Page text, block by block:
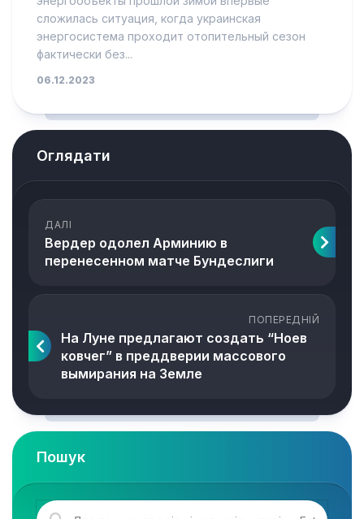
сложилась ситуация, когда украинская
энергосистема проходит отопительный сезон
фактически без...
06.12.2023
Оглядати
ДАЛІ
Вердер одолел Арминию в
перенесенном матче Бундеслиги
ПОПЕРЕДНІЙ
На Луне предлагают создать “Ноев
ковчег” в преддверии массового
вымирания на Земле
Пошук